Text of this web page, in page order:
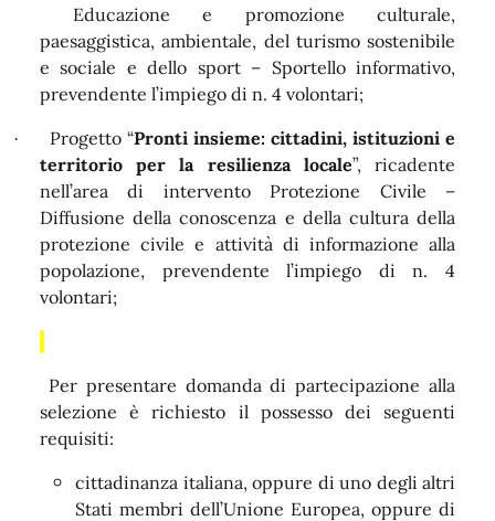
Educazione e promozione culturale,
paesaggistica, ambientale, del turismo sostenibile
e sociale e dello sport – Sportello informativo,
prevendente l’impiego di n. 4 volontari;
· Progetto “Pronti insieme: cittadini, istituzioni e
territorio per la resilienza locale”, ricadente
nell’area di intervento Protezione Civile –
Diffusione della conoscenza e della cultura della
protezione civile e attività di informazione alla
popolazione, prevendente l’impiego di n. 4
volontari;
Per presentare domanda di partecipazione alla
selezione è richiesto il possesso dei seguenti
requisiti:
cittadinanza italiana, oppure di uno degli altri
Stati membri dell’Unione Europea, oppure di